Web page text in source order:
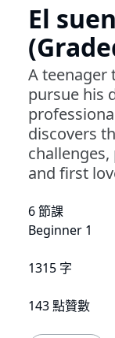
El
A teenager
pursue his
discovers
and first
6 節課
Beginner 1
1315 字
143 點贊數